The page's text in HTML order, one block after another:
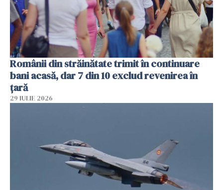
Românii din străinătate trimit în continuare
bani acasă, dar 7 din 10 exclud revenirea în
țară
29 IULIE 2026